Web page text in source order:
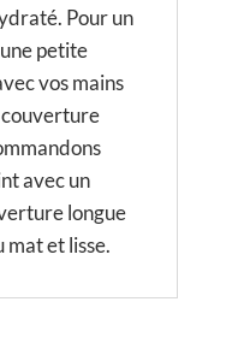
Pour un
petite
vos mains
couverture
avec un
longue
et lisse.